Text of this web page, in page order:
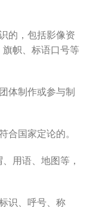
的，包括影像资
帜、标语口号等
体制作或参与制
合国家定论的。
用语、地图等，
识、呼号、称